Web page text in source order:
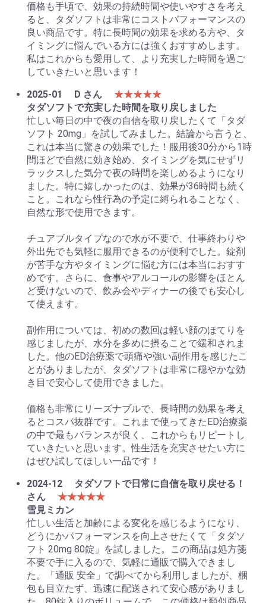
価格も手頃で、効果の持続時間や使いやすさを考え
ると、タダソフトは非常にコストパフォーマンスの
良い商品です。特に長時間の効果を求める方や、タ
イミングに悩んでいる方には強くおすすめします。
私はこれからも愛用して、より充実した時間を過ご
していきたいと思います！
2025-01
D さん
★★★★★
タダソフトで充実した時間を取り戻しました
忙しい毎日の中で夜の自信を取り戻したくて「タダ
ソフト 20mg」を試してみました。結論から言うと、
これは本当に驚きの効果でした！服用後30分から1時
間ほどで自然に効き始め、タイミングを気にせずリ
ラックスした気分で夜の時間を楽しめるようになり
ました。特に嬉しかったのは、効果が36時間も続く
こと。これなら性行為の予定に縛られることなく、
自然な形で使用できます。
チュアブルタイプなので水が不要で、仕事終わりや
外出先でも気軽に服用できるのが便利でした。錠剤
が苦手な方やタイミングに悩む方には本当におすす
めです。さらに、食事やアルコールの影響をほとん
ど受けないので、飲み会やディナーの後でも安心し
て使えます。
副作用については、初めの数回は軽い顔のほてりを
感じましたが、水分を多めに摂ることで緩和されま
した。他のED治療薬で頭痛や強い副作用を感じたこ
とがありましたが、タダソフトは非常に穏やかな効
き目で安心して使用できました。
価格も非常にリーズナブルで、長時間の効果を考え
るとコスパ抜群です。これまで使ってきたED治療薬
の中で最もバランスが良く、これからもリピートし
ていきたいと思います。性生活を充実させたい方に
はぜひ試してほしい一品です！
2024-12
タダソフトで日常に自信を取り戻せる！
さん
★★★★★
雪見ミカン
忙しい生活と加齢による変化を感じるようになり、
どうにかパフォーマンスを向上させたくて「タダソ
フト 20mg 80錠」を試しました。この商品は処方箋
不要で手に入るので、気軽に通販で購入できまし
た。「通販 安全」で調べてから利用しましたが、梱
包も目立たず、迅速に配送されて安心感がありまし